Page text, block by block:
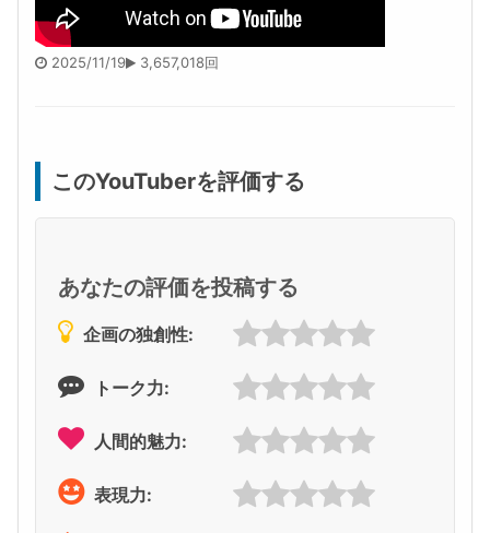
2025/11/19 3,657,018回
このYouTuberを評価する
あなたの評価を投稿する
企画の独創性:
トーク力:
人間的魅力:
表現力: